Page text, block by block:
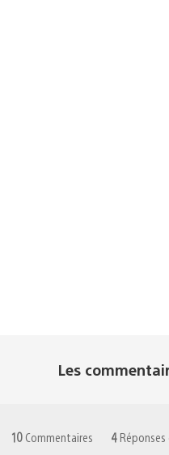
Les
10 Commentaires 4